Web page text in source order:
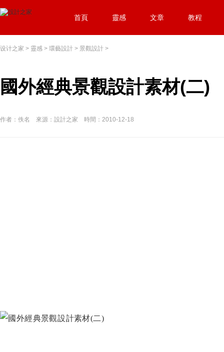
首頁 靈感 文章 教程
设计之家 > 靈感 > 環藝設計 > 景觀設計 >
國外經典景觀設計素材(二)
作者：佚名 來源：設計之家 時間：2010-12-18